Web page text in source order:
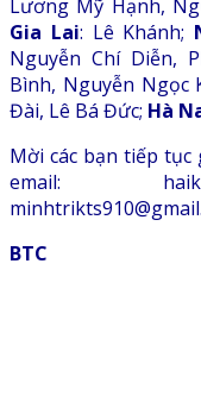
Lương Mỹ Hạnh,
Gia Lai: Lê Khánh;
Nguyễn Chí Diễn,
Bình, Nguyễn Ngọc
Đài, Lê Bá Đức; Hà
Mời các bạn tiếp
email:
BTC